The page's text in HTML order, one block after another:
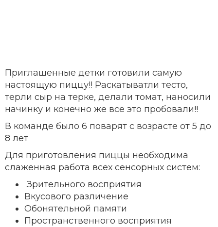
Приглашенные детки готовили самую
настоящую пиццу!! Раскатыватли тесто,
терли сыр на терке, делали томат, наносили
начинку и конечно же все это пробовали!!
В команде было 6 поварят с возрасте от 5 до
8 лет
Для приготовления пиццы необходима
слаженная работа всех сенсорных систем:
Зрительного восприятия
Вкусового различение
Обонятельной памяти
Пространственного восприятия